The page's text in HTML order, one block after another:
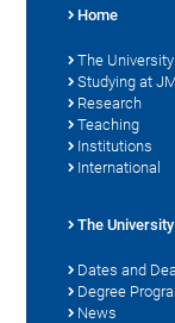
Home
The University
Studying at
Research
Teaching
Institutions
International
The University
Dates and
Degree
News